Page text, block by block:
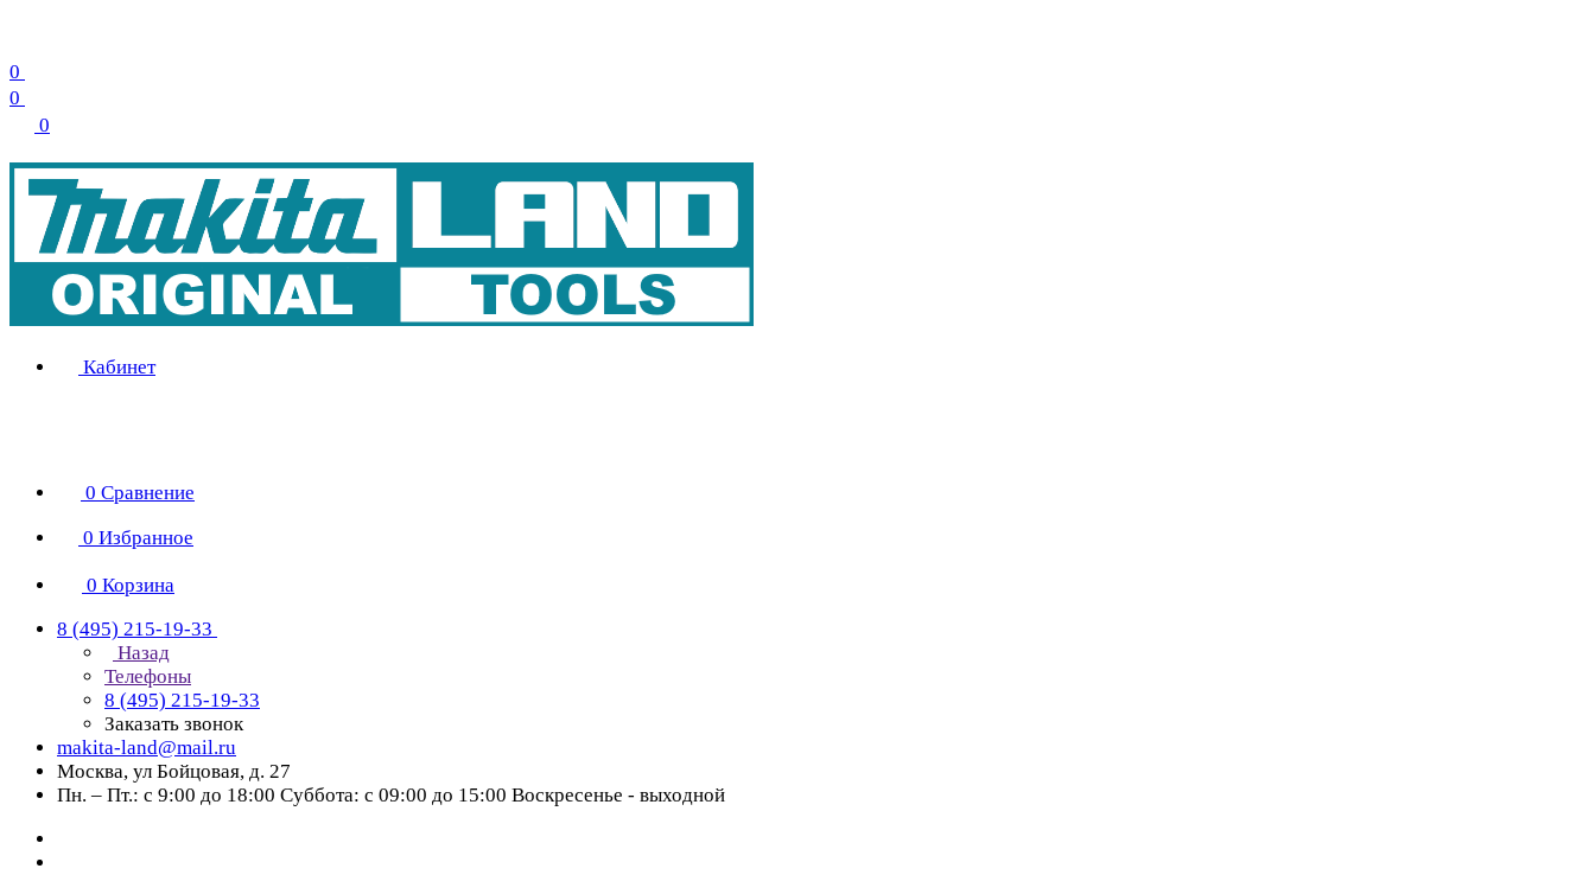
0
0
0
Кабинет
0 Сравнение
0 Избранное
0 Корзина
8 (495) 215-19-33
Назад
Телефоны
8 (495) 215-19-33
Заказать звонок
makita-land@mail.ru
Москва, ул Бойцовая, д. 27
Пн. – Пт.: с 9:00 до 18:00 Суббота: с 09:00 до 15:00 Воскресенье - выходной